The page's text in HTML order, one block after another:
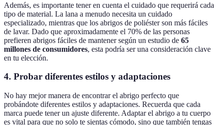
Además, es importante tener en cuenta el cuidado que requerirá cada
tipo de material. La lana a menudo necesita un cuidado
especializado, mientras que los abrigos de poliéster son más fáciles
de lavar. Dado que aproximadamente el 70% de las personas
prefieren abrigos fáciles de mantener según un estudio de 65
millones de consumidores, esta podría ser una consideración clave
en tu elección.
4. Probar diferentes estilos y adaptaciones
No hay mejor manera de encontrar el abrigo perfecto que
probándote diferentes estilos y adaptaciones. Recuerda que cada
marca puede tener un ajuste diferente. Adaptar el abrigo a tu cuerpo
es vital para que no solo te sientas cómodo, sino que también tengas